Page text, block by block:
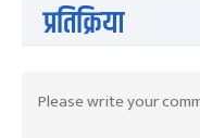
प्रतिक्रिया